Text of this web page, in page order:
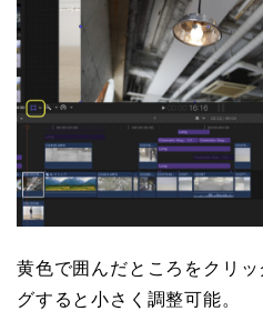
黄色で囲んだところをクリ
グすると小さく調整可能。